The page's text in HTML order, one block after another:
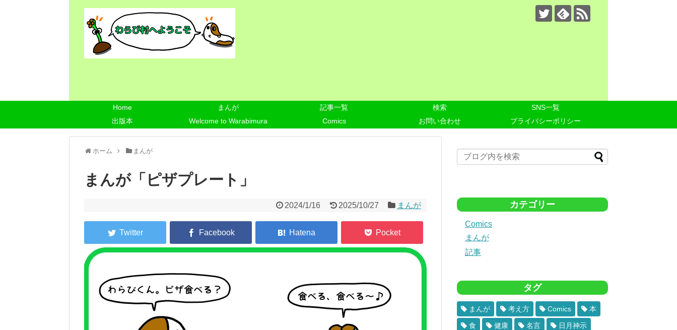
Home まんが 記事一覧 検索
SNS一覧
出版本
Welcome to Warabimura Comics お問い合わせ プライバシーポリシー
ホーム まんが
まんが「ピザプレート」
2024/1/16 2025/10/27 まんが カテゴリー
Comics
まんが
記事
タグ
まんが 考え方 Comics 本
食 健康 名言 日月神示